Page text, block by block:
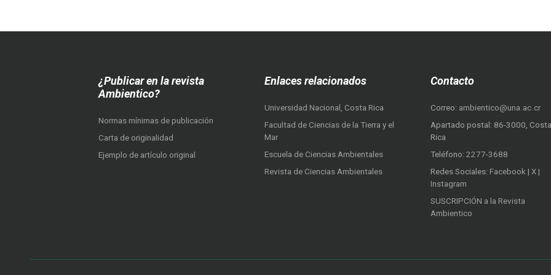
¿Publicar en la revista
Ambientico?
Normas mínimas de publicación
Carta de originalidad
Ejemplo de artículo original
Enlaces relacionados
Universidad Nacional, Costa Rica
Facultad de Ciencias de la Tierra y el
Mar
Escuela de Ciencias Ambientales
Revista de Ciencias Ambientales
Contacto
Correo: ambientico@una.ac.cr
Apartado postal: 86-3000, Costa
Rica
Teléfono: 2277-3688
Redes Sociales: Facebook | X |
Instagram
SUSCRIPCIÓN a la Revista
Ambientico